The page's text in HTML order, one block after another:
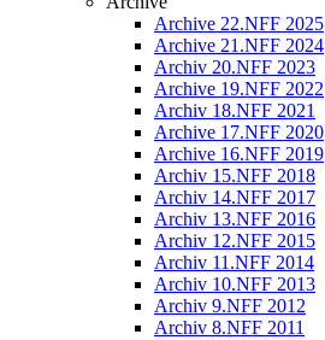
Archive 22.NFF 2025
Archive 21.NFF 2024
Archiv 20.NFF 2023
Archive 19.NFF 2022
Archiv 18.NFF 2021
Archive 17.NFF 2020
Archive 16.NFF 2019
Archiv 15.NFF 2018
Archiv 14.NFF 2017
Archiv 13.NFF 2016
Archiv 12.NFF 2015
Archiv 11.NFF 2014
Archiv 10.NFF 2013
Archiv 9.NFF 2012
Archiv 8.NFF 2011